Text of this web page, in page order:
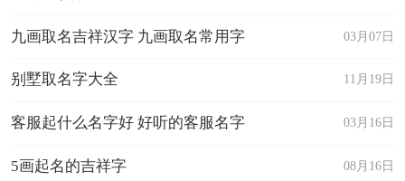
03月07日
九画取名吉祥汉字 九画取名常用字
11月19日
别墅取名字大全
03月16日
客服起什么名字好 好听的客服名字
08月16日
5画起名的吉祥字